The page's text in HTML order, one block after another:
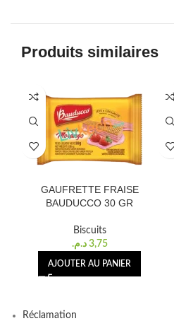
Produits similaires
GAUFRETTE FRAISE
BAUDUCCO 30 GR
Biscuits
3,75 د.م.
AJOUTER AU PANIER
Réclamation